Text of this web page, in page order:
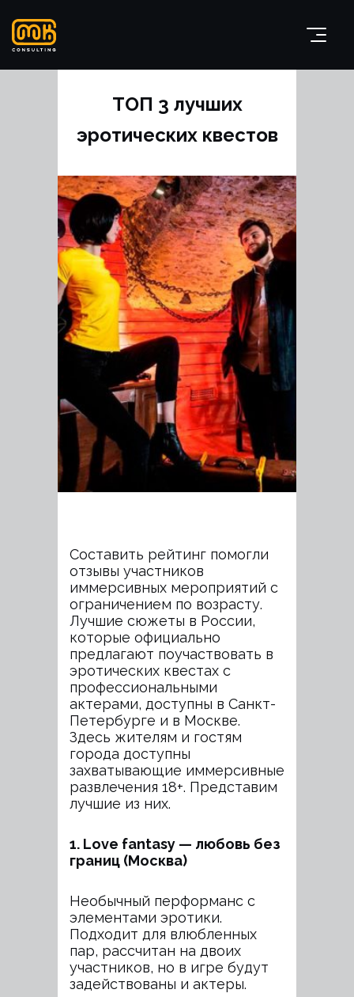
ТОП 3 лучших
эротических квестов
Составить рейтинг помогли
отзывы участников
иммерсивных мероприятий с
ограничением по возрасту.
Лучшие сюжеты в России,
которые официально
предлагают поучаствовать в
эротических квестах с
профессиональными
актерами, доступны в Санкт-
Петербурге и в Москве.
Здесь жителям и гостям
города доступны
захватывающие иммерсивные
развлечения 18+. Представим
лучшие из них.
1. Love fantasy — любовь без
границ (Москва)
Необычный перформанс с
элементами эротики.
Подходит для влюбленных
пар, рассчитан на двоих
участников, но в игре будут
задействованы и актеры.